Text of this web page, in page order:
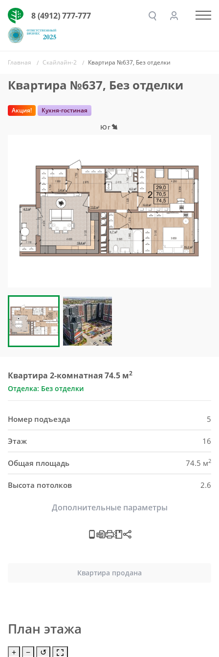
8 (4912) 777-777
Главная Скайлайн-2 Квартира №637, Без отделки
Квартира №637, Без отделки
Акция! Кухня-гостиная
Юг
Квартира 2-комнатная 74.5 м2
Отделка: Без отделки
Номер подъезда 5
Этаж 16
Общая площадь 74.5 м2
Высота потолков 2.6
Дополнительные параметры
Квартира продана
План этажа
+ − ↺